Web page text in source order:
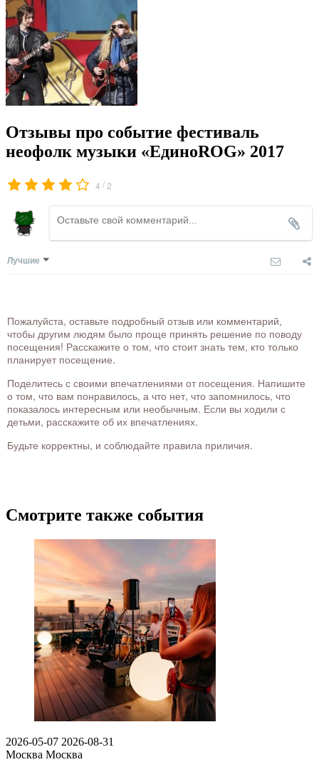
Отзывы про событие фестиваль
неофолк музыки «ЕдиноROG» 2017
4 /2
Лучшие
Пожалуйста, оставьте подробный отзыв или комментарий,
чтобы другим людям было проще принять решение по поводу
посещения! Расскажите о том, что стоит знать тем, кто только
планирует посещение.
Поделитесь с своими впечатлениями от посещения. Напишите
о том, что вам понравилось, а что нет, что запомнилось, что
показалось интересным или необычным. Если вы ходили с
детьми, расскажите об их впечатлениях.
Будьте корректны, и соблюдайте правила приличия.
Смотрите также события
2026-05-07 2026-08-31
Москва Москва